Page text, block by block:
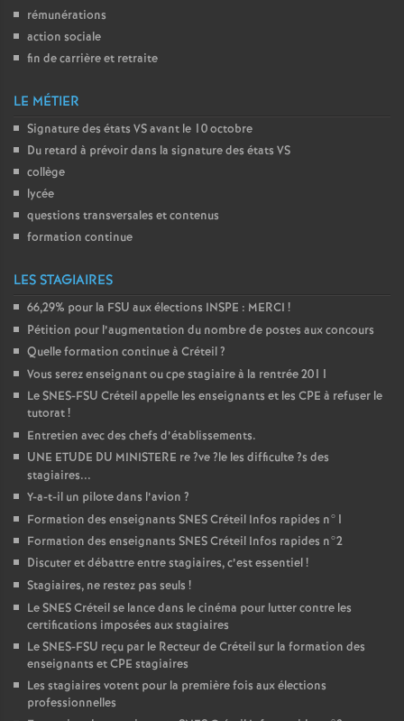
rémunérations
action sociale
fin de carrière et retraite
LE MÉTIER
Signature des états VSavant le 10 octobre
Du retard à prévoir dans la signature des états VS
collège
lycée
questions transversales et contenus
formation continue
LES STAGIAIRES
66,29% pour la FSU aux élections INSPE : MERCI !
Pétition pour l’augmentation du nombre de postes aux concours
Quelle formation continue à Créteil?
Vous serez enseignant ou cpe stagiaire à la rentrée 2011
LeSNES-FSU Créteil appelle les enseignants et les CPE à refuser le
tutorat!
Entretien avec des chefs d’établissements.
UNE ETUDE DU MINISTERE re?ve?le les difficulte?s des
stagiaires...
Y-a-t-il un pilote dans l’avion ?
Formation des enseignants SNESCréteil Infos rapides n°1
Formation des enseignants SNESCréteil Infos rapides n°2
Discuter et débattre entre stagiaires, c’est essentiel!
Stagiaires, ne restez pas seuls !
LeSNESCréteil se lance dans le cinéma pour lutter contre les
certifications imposées aux stagiaires
LeSNES-FSU reçu par le Recteur de Créteil sur la formation des
enseignants etCPE stagiaires
Les stagiaires votent pour la première fois aux élections
professionnelles